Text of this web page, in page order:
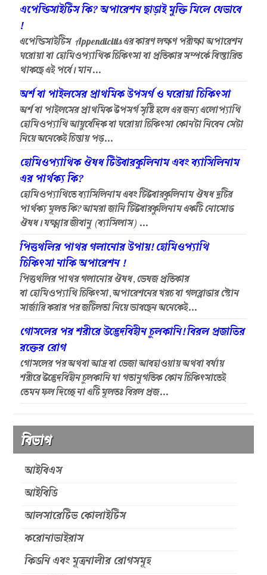
এপেন্ডিসাইটিস কি? অপারেশন ছাড়াই মুক্তি মিলে যেভাবে
!
এপেন্ডিসাইটিস Appendicitis এর কারণ লক্ষণ পরীক্ষা অপারেশন
ঘরোয়া বা হোমিওপ্যাথিক চিকিৎসা বা প্রতিকার সম্পর্কে বিস্তারিত
থাকছে এই পর্বে। মান...
অর্শ বা পাইলসের প্রাথমিক উপসর্গ ও ঘরোয়া চিকিৎসা
অর্শ বা পাইলসের প্রাথমিক উপসর্গ সৃষ্টি হলে এর জন্য এলোপ্যাথি
হোমিওপ্যাথি আয়ুর্বেদিক বা ঘরোয়া চিকিৎসা কোনটা নিবেন সেটা
নিয়ে অনেকেই চিন্তায় পড়...
হোমিওপ্যাথিক ঔষধ টিউবারকুলিনাম এবং ব্যাসিলিনাম
এর পার্থক্য কি?
হোমিওপ্যাথিতে ব্যাসিলিনাম এবং টিউবারকুলিনাম ঔষধ দুটির
পার্থক্য মূলত কি? আমরা জানি টিউবারকুলিনাম একটি নোসোড
ঔষধ। যক্ষ্মার জীবানু (ব্যাসিলাস) ...
পিত্তথলির পাথর গলানোর উপায়! হোমিওপ্যাথি
চিকিৎসা নাকি অপারেশন !
পিত্তথলির পাথর গলানোর ঔষধ, ভেষজ প্রতিকার
বা হোমিওপ্যাথি চিকিৎসা, অপারেশনের খরচ বা গলব্লাডার স্টোন
সার্জারি করার পর জটিলতা নিয়ে ভাবছেন অনেকেই...
গোসলের পর শরীরে উদ্ভেদবিহীন চুলকানি! বিরল প্রজাতির
রক্তের রোগ
গোসলের পর অথবা আদ্র বা ভেজা আবহাওয়ায় অথবা বর্ষায়
শরীরে উদ্ভেদবিহীন চুলকানি যা গতানুগতিক কোন চিকিৎসাতেই
তেমন ফল দিচ্ছে না এটি মূলতঃ বিরল প্রজ...
বিভাগ
আইবিএস
আইবিডি
আলসারেটিভ কোলাইটিস
করোনাভাইরাস
কিডনি এবং মূত্রনালীর রোগসমূহ